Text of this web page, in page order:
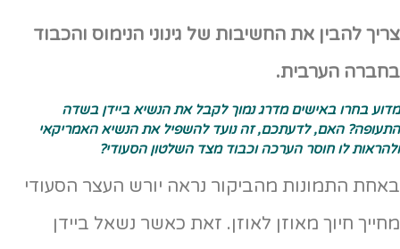
צריך להבין את החשיבות של גינוני הנימוס והכבוד
בחברה הערבית.
מדוע בחרו באישים מדרג נמוך לקבל את הנשיא ביידן בשדה
התעופה? האם, לדעתכם, זה נועד להשפיל את הנשיא האמריקאי
ולהראות לו חוסר הערכה וכבוד מצד השלטון הסעודי?
באחת התמונות מהביקור נראה יורש העצר הסעודי
מחייך חיוך מאוזן לאוזן. זאת כאשר נשאל ביידן